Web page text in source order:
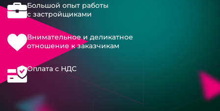
Большой опыт работы
с застройщиками
Внимательное и деликатное
отношение к заказчикам
Оплата с НДС